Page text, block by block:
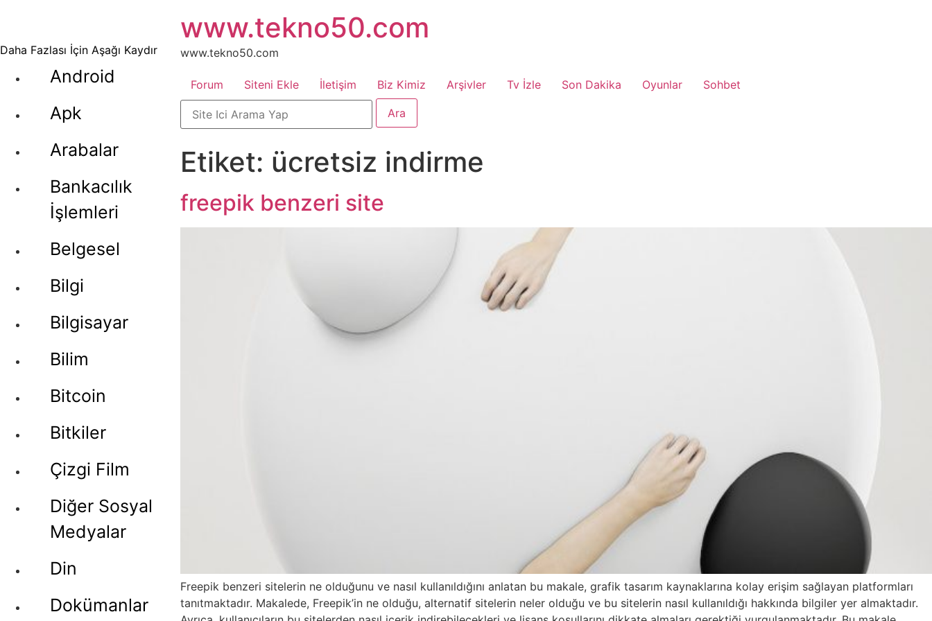
Daha Fazlası İçin Aşağı Kaydır
Android
Apk
Arabalar
Bankacılık
İşlemleri
Belgesel
Bilgi
Bilgisayar
Bilim
Bitcoin
Bitkiler
Çizgi Film
Diğer Sosyal
Medyalar
Din
Dokümanlar
atla
www.tekno50.com
www.tekno50.com
Forum Siteni Ekle İletişim Biz Kimiz Arşivler Tv İzle Son Dakika Oyunlar Sohbet
Etiket: ücretsiz indirme
freepik benzeri site
Freepik benzeri sitelerin ne olduğunu ve nasıl kullanıldığını anlatan bu makale, grafik tasarım kaynaklarına kolay erişim sağlayan platformları
tanıtmaktadır. Makalede, Freepik’in ne olduğu, alternatif sitelerin neler olduğu ve bu sitelerin nasıl kullanıldığı hakkında bilgiler yer almaktadır.